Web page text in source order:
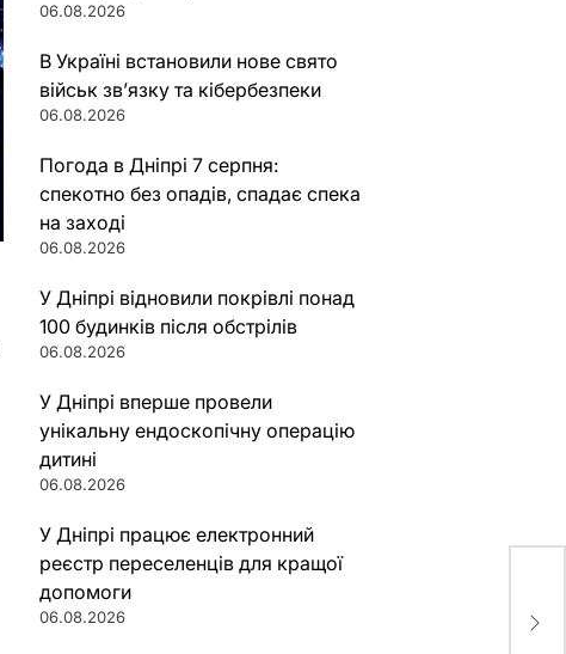
06.08.2026
В Україні встановили нове свято
військ зв’язку та кібербезпеки
06.08.2026
Погода в Дніпрі 7 серпня:
спекотно без опадів, спадає спека
на заході
06.08.2026
У Дніпрі відновили покрівлі понад
100 будинків після обстрілів
06.08.2026
У Дніпрі вперше провели
унікальну ендоскопічну операцію
дитині
06.08.2026
У Дніпрі працює електронний
реєстр переселенців для кращої
допомоги
06.08.2026